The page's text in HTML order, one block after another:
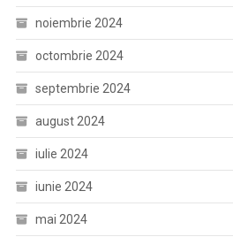
noiembrie 2024
octombrie 2024
septembrie 2024
august 2024
iulie 2024
iunie 2024
mai 2024